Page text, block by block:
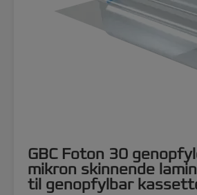
GBC Foton 30
mikron skinnende
til genopfylbar